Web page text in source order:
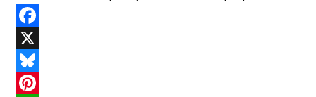
F
a
c
X
B